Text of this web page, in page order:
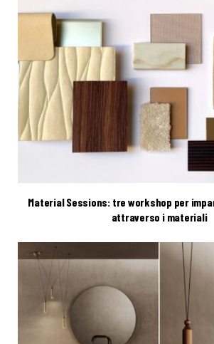
Material Sessions: tre workshop per
attraverso i materiali